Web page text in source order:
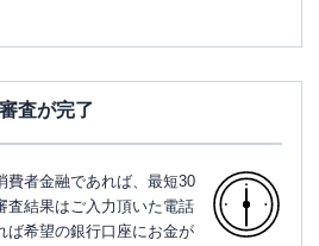
査が完了
費者金融であれば、最短30
査結果はご入力頂いた電話
ば希望の銀行口座にお金が